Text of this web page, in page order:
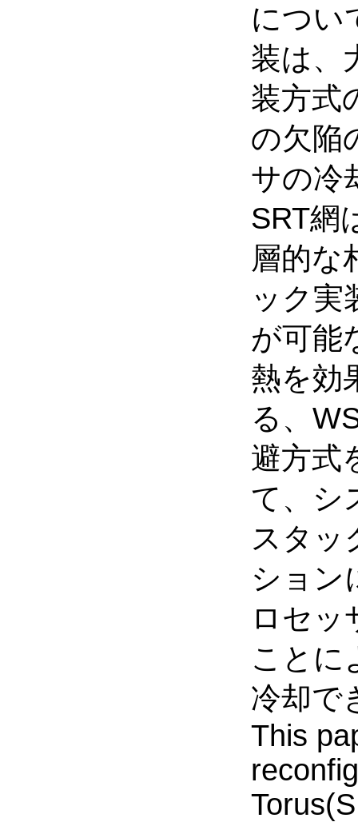
につい
装は、
装方式
の欠陥
サの冷
SRT網
層的な
ック実
が可能
熱を効
る、
避方式
て、シ
スタッ
ション
ロセッ
ことに
冷却
This